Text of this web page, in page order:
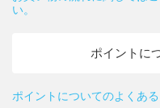
い。
ポイントに
ポイントについてのよくあ